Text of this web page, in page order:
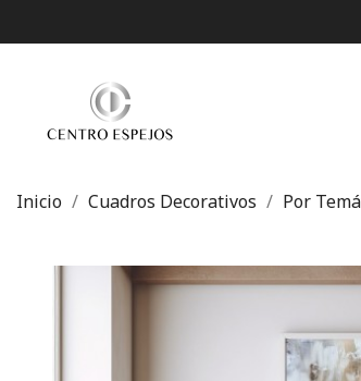
Inicio Cuadros Decorativos Por